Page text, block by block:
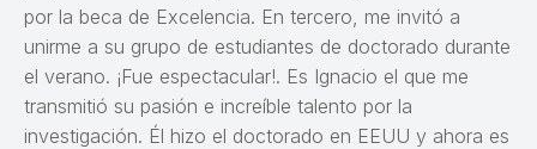
por la beca de Excelencia. En tercero, me invitó a
unirme a su grupo de estudiantes de doctorado durante
el verano. ¡Fue espectacular!. Es Ignacio el que me
transmitió su pasión e increíble talento por la
investigación. Él hizo el doctorado en EEUU y ahora es